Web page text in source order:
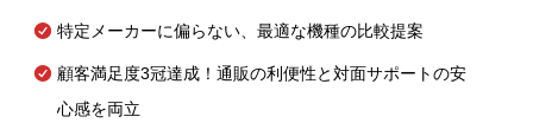
特定メーカーに偏らない、最適な機種の比較提案
顧客満足度3冠達成！通販の利便性と対面サポートの安
心感を両立